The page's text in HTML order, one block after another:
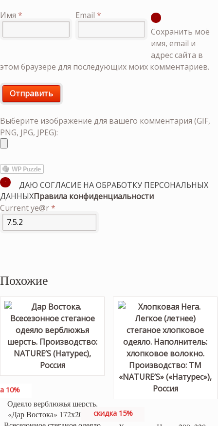
Имя * Email *
Сохранить моё
имя, email и
адрес сайта в
этом браузере для последующих моих комментариев.
Выберите изображение для вашего комментария (GIF,
PNG, JPG, JPEG):
ДАЮ СОГЛАСИЕ НА ОБРАБОТКУ ПЕРСОНАЛЬНЫХ
ДАННЫХПравила конфиденциальности
Current ye@r*
Похожие
10%
Одеяло верблюжья шерсть.
«Дар Востока» 172х205см.скидка 15%